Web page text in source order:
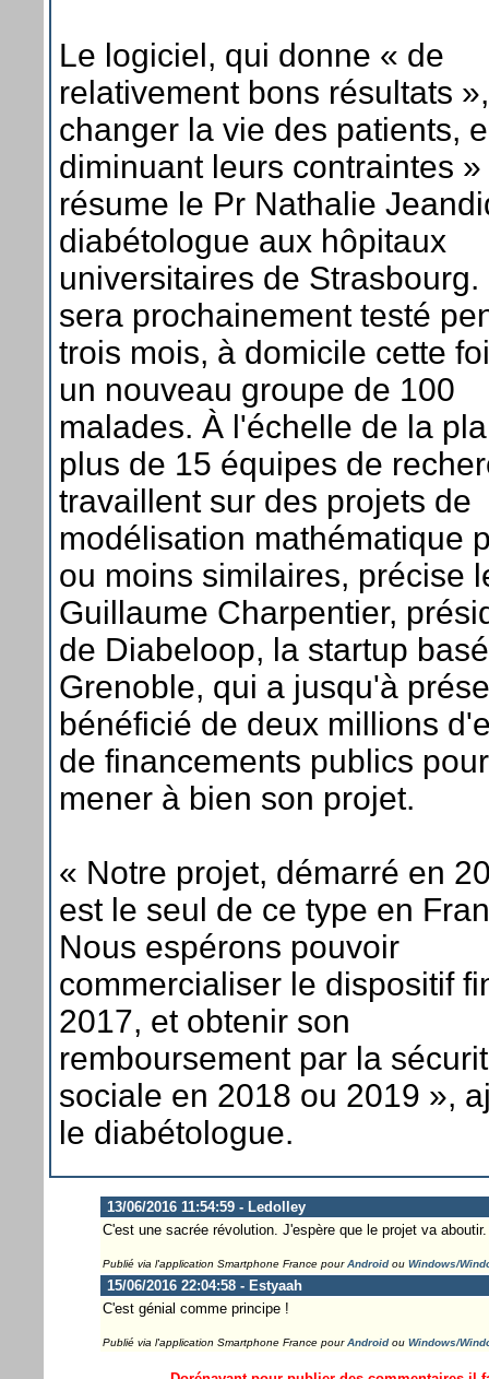
Le logiciel, qui donne « de
relativement bons résultats
changer la vie des patients,
diminuant leurs contraintes »
résume le Pr Nathalie
diabétologue aux hôpitaux
universitaires de Strasbourg.
sera prochainement testé
trois mois, à domicile cette
un nouveau groupe de 100
malades. À l'échelle de la
plus de 15 équipes de
travaillent sur des projets de
modélisation mathématique
ou moins similaires, précise
Guillaume Charpentier,
de Diabeloop, la startup
Grenoble, qui a jusqu'à
bénéficié de deux millions
de financements publics pour
mener à bien son projet.
« Notre projet, démarré en
est le seul de ce type en
Nous espérons pouvoir
commercialiser le dispositif
2017, et obtenir son
remboursement par la
sociale en 2018 ou 2019 »,
le diabétologue.
13/06/2016 11:54:59 - Ledolley
C'est une sacrée révolution. J'espère que le projet va aboutir.
Publié via l'application Smartphone France pourAndroidou Windows/
15/06/2016 22:04:58 - Estyaah
C'est génial comme principe !
Publié via l'application Smartphone France pourAndroidou Windows/